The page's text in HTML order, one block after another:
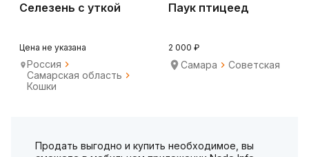
Селезень с уткой
Цена не указана
Россия
Самарская область
Кошки
Паук птицеед
2 000 ₽
Самара Советская
Продать выгодно и купить необходимое, вы